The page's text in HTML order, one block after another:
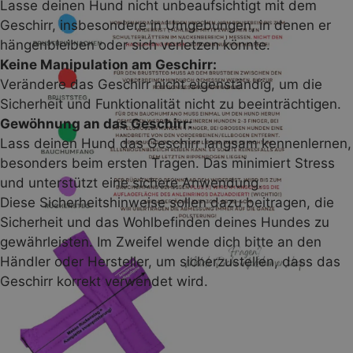
Lasse deinen Hund nicht unbeaufsichtigt mit dem
Geschirr, insbesondere in Umgebungen, in denen er
hängenbleiben oder sich verletzen könnte.
Keine Manipulation am Geschirr:
Verändere das Geschirr nicht eigenständig, um die
Sicherheit und Funktionalität nicht zu beeinträchtigen.
Gewöhnung an das Geschirr:
Lass deinen Hund das Geschirr langsam kennenlernen,
besonders beim ersten Tragen. Das minimiert Stress
und unterstützt eine sichere Anwendung.
Diese Sicherheitshinweise sollen dazu beitragen, die
Sicherheit und das Wohlbefinden deines Hundes zu
gewährleisten. Im Zweifel wende dich bitte an den
Händler oder Hersteller, um sicherzustellen, dass das
Geschirr korrekt verwendet wird.
Farbmuster anfordern
Wie läuft der Versand ab?